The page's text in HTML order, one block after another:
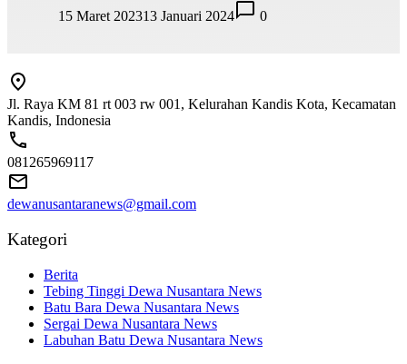
15 Maret 202313 Januari 2024 0
Jl. Raya KM 81 rt 003 rw 001, Kelurahan Kandis Kota, Kecamatan
Kandis, Indonesia
081265969117
dewanusantaranews@gmail.com
Kategori
Berita
Tebing Tinggi Dewa Nusantara News
Batu Bara Dewa Nusantara News
Sergai Dewa Nusantara News
Labuhan Batu Dewa Nusantara News